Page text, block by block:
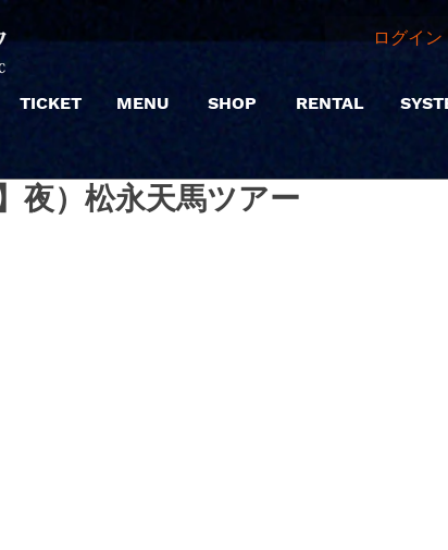
TICKET MENU SHOP
ログイ
RENTAL
夜）松永天馬ツアー